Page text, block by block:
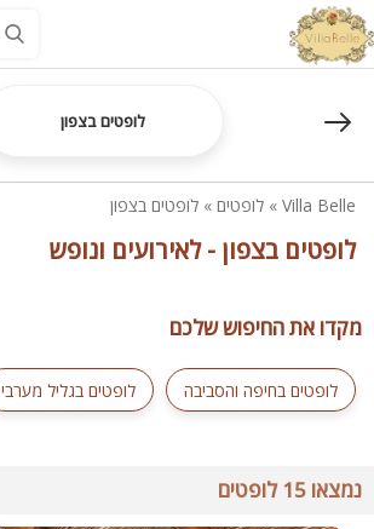
לופטים בצפון
Villa Belle
» לופטים » לופטים בצפון
לופטים בצפון - לאירועים ונופש
מקדו את החיפוש שלכם
לופטים בחיפה והסביבה לופטים בגליל מערבי
נמצאו 15 לופטים